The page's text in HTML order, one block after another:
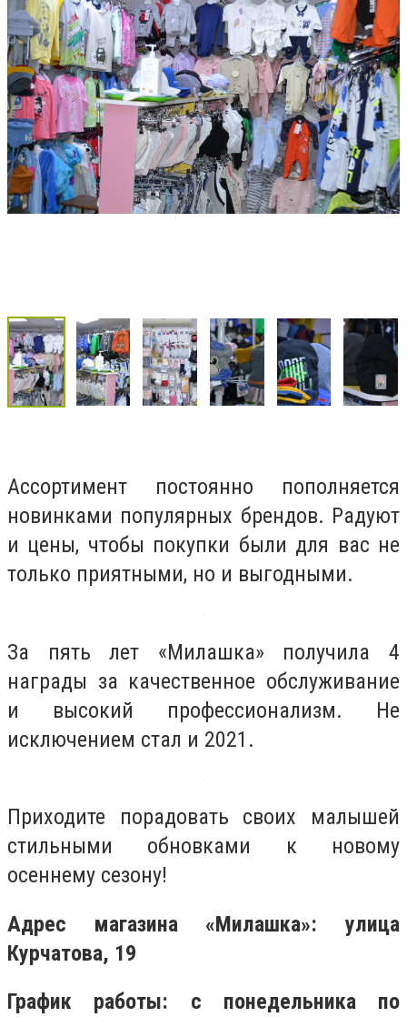
Ассортимент постоянно пополняется
новинками популярных брендов. Радуют
и цены, чтобы покупки были для вас не
только приятными, но и выгодными.
За пять лет «Милашка» получила 4
награды за качественное обслуживание
и высокий профессионализм. Не
исключением стал и 2021.
Приходите порадовать своих малышей
стильными обновками к новому
осеннему сезону!
Адрес магазина «Милашка»: улица
Курчатова, 19
График работы: с понедельника по